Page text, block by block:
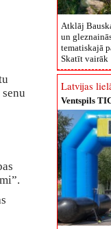
Atklāj
un
tematiskajā
Skatīt vairāk
Latvijas
Ventspils